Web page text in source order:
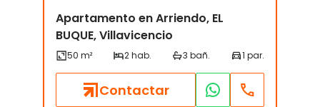
Apartamento en Arriendo, EL
BUQUE, Villavicencio
Contactar